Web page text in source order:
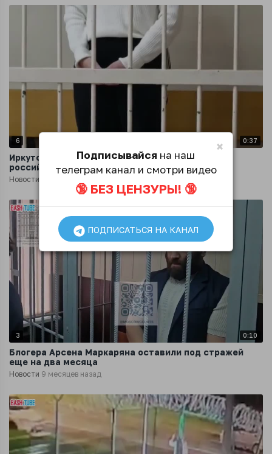
6 0:37
Иркутская блогерша, которая желала смерти
российским военным, отравилась в колонию
Новости
3 0:10
Блогера Арсена Маркаряна оставили под стражей
еще на два месяца
Новости 9 месяцев назад
×
Подписывайся на наш
телеграм канал и смотри видео
🔞 БЕЗ ЦЕНЗУРЫ! 🔞
ПОДПИСАТЬСЯ НА КАНАЛ